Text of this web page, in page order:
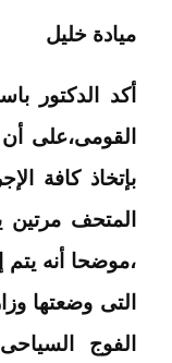
ميادة خليل
أكد الدكتور
القومى،على
بإتخاذ كافة
المتحف مرتين
،موضحا أنه
التى وضعتها